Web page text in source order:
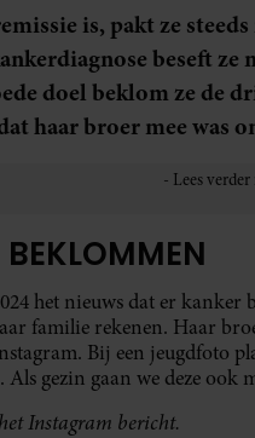
is, pakt ze
beseft
doel beklom ze de
haar broer mee was
BEKLOMMEN
het nieuws dat er
familie rekenen. Haar
Bij een jeugdfoto
gezin gaan we deze
Instagram bericht.